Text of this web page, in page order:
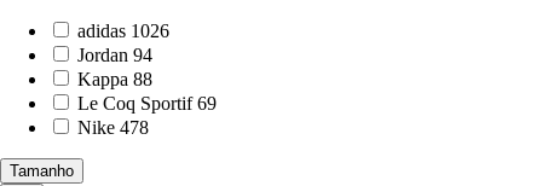
adidas 1026
Jordan 94
Kappa 88
Le Coq Sportif 69
Nike 478
Tamanho